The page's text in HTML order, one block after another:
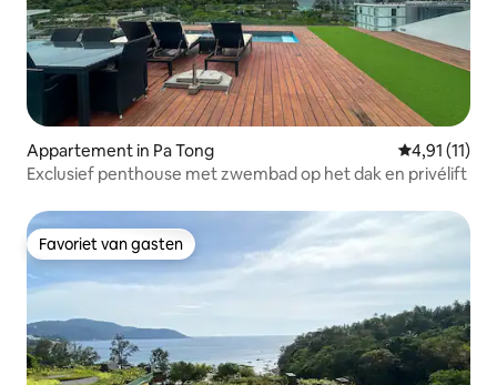
Appartement in Pa Tong Gemiddelde
4,91 (11)
Exclusief penthouse met zwembad op het dak en privélift
Favoriet van gasten
Favoriet van gasten